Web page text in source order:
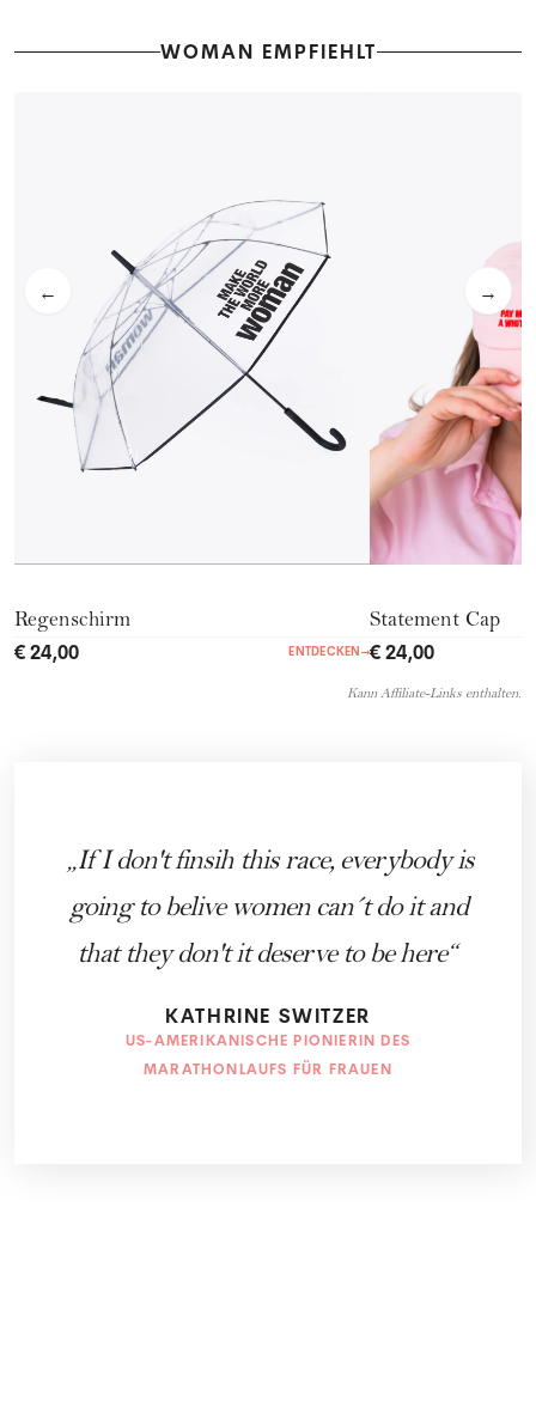
WOMAN EMPFIEHLT
← →
Regenschirm
€ 24,00 ENTDECKEN →
Statement Cap
€ 24,00
Kann Affiliate-Links enthalten.
If I don't finsih this race, everybody is
going to belive women can´t do it and
that they don't it deserve to be here
KATHRINE SWITZER
US-AMERIKANISCHE PIONIERIN DES
MARATHONLAUFS FÜR FRAUEN